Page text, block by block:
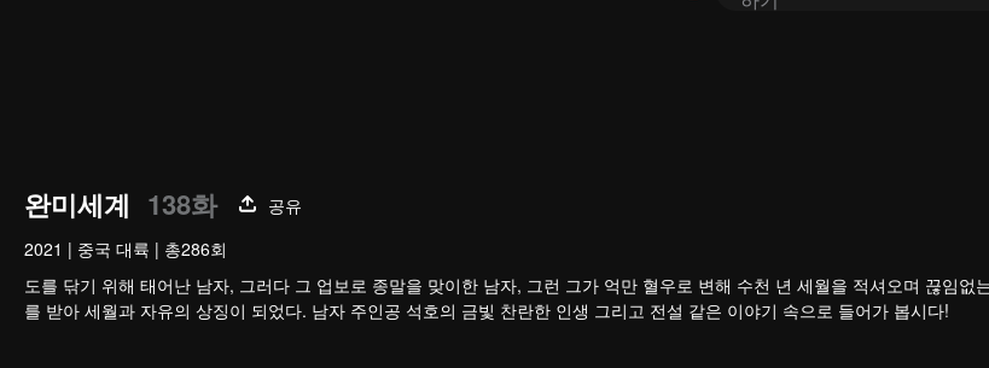
완미세계 138화
공유
2021 | 중국 대륙 | 총286회
도를 닦기 위해 태어난 남자, 그러다 그 업보로 종말을 맞이한 남자, 그런 그가 억만 혈우로 변해 수천 년 세월을 적셔오며 끊임없
를 받아 세월과 자유의 상징이 되었다. 남자 주인공 석호의 금빛 찬란한 인생 그리고 전설 같은 이야기 속으로 들어가 봅시다!